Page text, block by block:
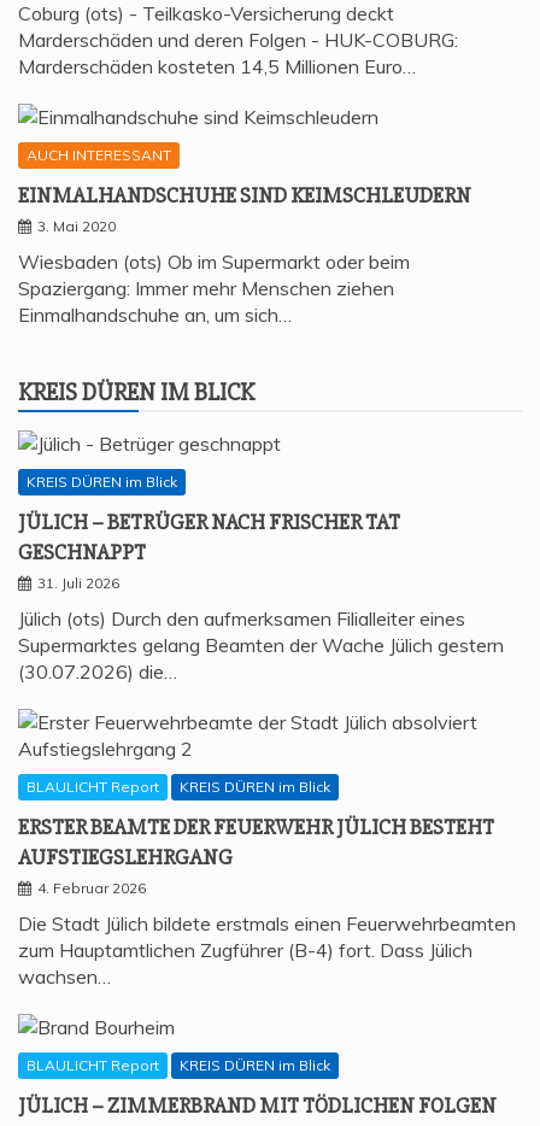
Coburg (ots) - Teilkasko-Versicherung deckt
Marderschäden und deren Folgen - HUK-COBURG:
Marderschäden kosteten 14,5 Millionen Euro…
AUCH INTERESSANT
EIN­MAL­HAND­SCHU­HE SIND KEIMSCHLEUDERN
3. Mai 2020
Wiesbaden (ots) Ob im Supermarkt oder beim
Spaziergang: Immer mehr Menschen ziehen
Einmalhandschuhe an, um sich…
KREIS DÜREN IM BLICK
KREIS DÜREN im Blick
JÜLICH – BETRÜ­GER NACH FRI­SCHER TAT
GESCHNAPPT
31. Juli 2026
Jülich (ots) Durch den aufmerksamen Filialleiter eines
Supermarktes gelang Beamten der Wache Jülich gestern
(30.07.2026) die…
BLAULICHT Report KREIS DÜREN im Blick
ERS­TER BEAM­TE DER FEU­ER­WEHR JÜLICH BESTEHT
AUFSTIEGSLEHRGANG
4. Februar 2026
Die Stadt Jülich bildete erstmals einen Feuerwehrbeamten
zum Hauptamtlichen Zugführer (B-4) fort. Dass Jülich
wachsen…
BLAULICHT Report KREIS DÜREN im Blick
JÜLICH – ZIM­MER­BRAND MIT TÖD­LI­CHEN FOLGEN